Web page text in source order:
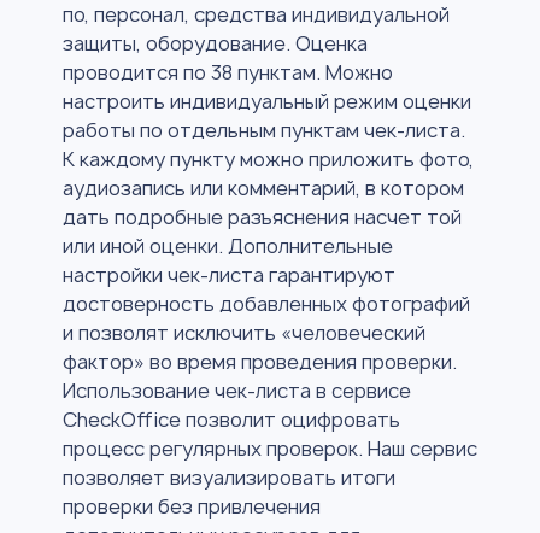
по, персонал, средства индивидуальной
защиты, оборудование. Оценка
проводится по 38 пунктам. Можно
настроить индивидуальный режим оценки
работы по отдельным пунктам чек-листа.
К каждому пункту можно приложить фото,
аудиозапись или комментарий, в котором
дать подробные разъяснения насчет той
или иной оценки. Дополнительные
настройки чек-листа гарантируют
достоверность добавленных фотографий
и позволят исключить «человеческий
фактор» во время проведения проверки.
Использование чек-листа в сервисе
CheckOffice позволит оцифровать
процесс регулярных проверок. Наш сервис
позволяет визуализировать итоги
проверки без привлечения